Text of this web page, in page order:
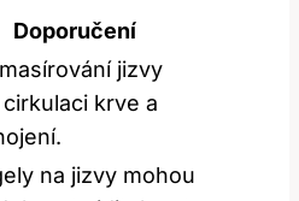
Doporučení
jizvy
krve a
na⁢ jizvy mohou‍